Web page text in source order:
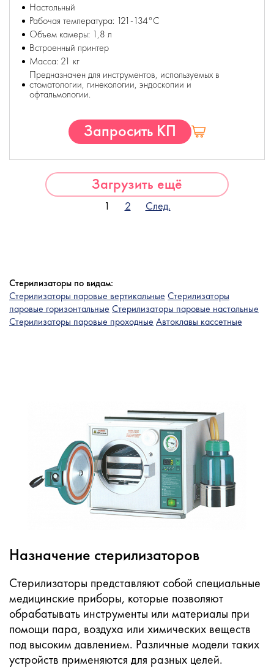
Настольный
Рабочая температура: 121-134°С
Объем камеры: 1,8 л
Встроенный принтер
Масса: 21 кг
Предназначен для инструментов, используемых в
стоматологии, гинекологии, эндоскопии и
офтальмологии.
Запросить КП
Загрузить ещё
1 2 След.
Стерилизаторы по видам:
Стерилизаторы паровые вертикальные Стерилизаторы
паровые горизонтальные Стерилизаторы паровые настольные
Стерилизаторы паровые проходные Автоклавы кассетные
Назначение стерилизаторов
Стерилизаторы представляют собой специальные
медицинские приборы, которые позволяют
обрабатывать инструменты или материалы при
помощи пара, воздуха или химических веществ
под высоким давлением. Различные модели таких
устройств применяются для разных целей.